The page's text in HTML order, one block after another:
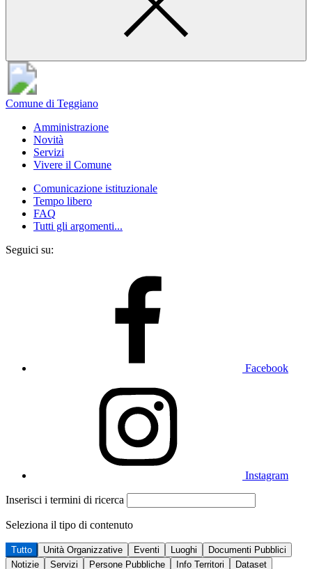
Comune di Teggiano
Amministrazione
Novità
Servizi
Vivere il Comune
Comunicazione istituzionale
Tempo libero
FAQ
Tutti gli argomenti...
Seguici su:
Facebook
Instagram
Inserisci i termini di ricerca
Seleziona il tipo di contenuto
Tutto Unità Organizzative Eventi Luoghi
Documenti Pubblici
Notizie
Servizi Persone Pubbliche Info Territori Dataset